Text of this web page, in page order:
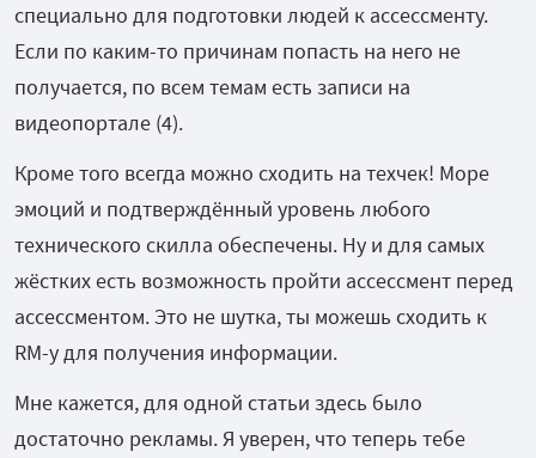
специально для подготовки людей к ассессменту.
Если по каким-то причинам попасть на него не
получается, по всем темам есть записи на
видеопортале (4).
Кроме того всегда можно сходить на техчек! Море
эмоций и подтверждённый уровень любого
технического скилла обеспечены. Ну и для самых
жёстких есть возможность пройти ассессмент перед
ассессментом. Это не шутка, ты можешь сходить к
RM-у для получения информации.
Мне кажется, для одной статьи здесь было
достаточно рекламы. Я уверен, что теперь тебе